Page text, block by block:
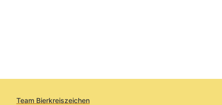
Team Bierkreiszeichen